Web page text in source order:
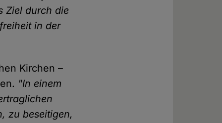
Ziel durch die
in der
Kirchen –
"In einem
zu beseitigen,